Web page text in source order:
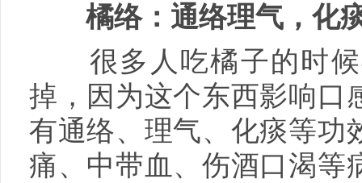
橘络：通络理气，化
很多人吃橘子的时候
掉，因为这个东西影响口
有通络、理气、化痰等功
痛、中带血、伤酒口渴等